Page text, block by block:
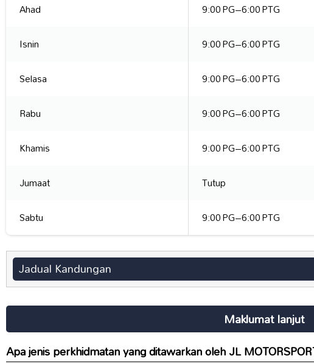
Ahad
9:00 PG–6:00 PTG
Isnin
9:00 PG–6:00 PTG
Selasa
9:00 PG–6:00 PTG
Rabu
9:00 PG–6:00 PTG
Khamis
9:00 PG–6:00 PTG
Jumaat
Tutup
Sabtu
9:00 PG–6:00 PTG
Jadual Kandungan
Maklumat lanjut
Apa jenis perkhidmatan yang ditawarkan oleh JL